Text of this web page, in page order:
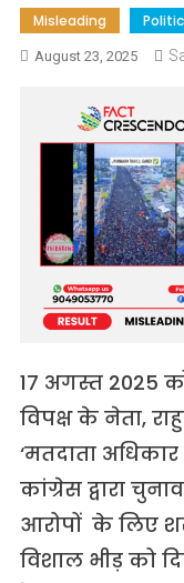
Misleading
August 23, 2025
17 अगस्त 2025
विपक्ष के नेता,
‘मतदाता
कांग्रेस द्वारा
आरोपों के लिए
विशाल भीड़ को